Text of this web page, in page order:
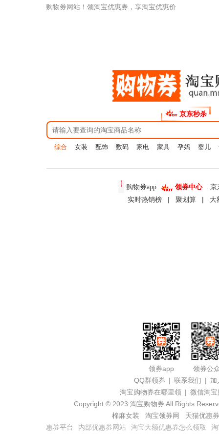
物券网站！领淘宝优惠券，享淘宝优惠价
配饰 数码 家电 家具 孕妈 婴儿 食品 美妆
领券中心
京东幸运转盘
聚划算 | 大额优惠券
领券公众号
联系我们 | 加入收藏
淘宝购物券在哪里领 | 微信淘宝购物券领取
Copyright © 2023淘宝购物券All Rights Reserved豫ICP备
淘宝领券网 天猫优惠券
内部优惠券
内部优惠券网站 淘宝大额优惠券怎么领取 淘宝券内部优惠券